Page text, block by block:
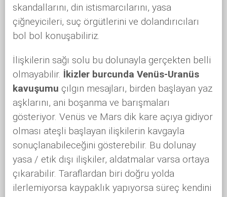
skandallarını, din istismarcılarını, yasa
çiğneyicileri, suç örgütlerini ve dolandırıcıları
bol bol konuşabiliriz.
İlişkilerin sağı solu bu dolunayla gerçekten belli
olmayabilir. İkizler burcunda Venüs-Uranüs
kavuşumu çılgın mesajları, birden başlayan yaz
aşklarını, ani boşanma ve barışmaları
gösteriyor. Venüs ve Mars dik kare açıya gidiyor
olması ateşli başlayan ilişkilerin kavgayla
sonuçlanabileceğini gösterebilir. Bu dolunay
yasa / etik dışı ilişkiler, aldatmalar varsa ortaya
çıkarabilir. Taraflardan biri doğru yolda
ilerlemiyorsa kaypaklık yapıyorsa süreç kendini